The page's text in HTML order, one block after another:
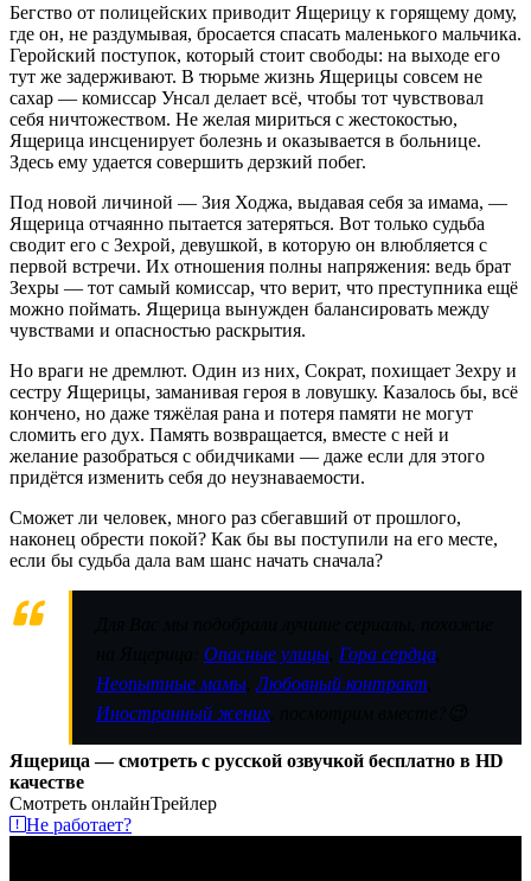
Бегство от полицейских приводит Ящерицу к горящему дому,
где он, не раздумывая, бросается спасать маленького мальчика.
Геройский поступок, который стоит свободы: на выходе его
тут же задерживают. В тюрьме жизнь Ящерицы совсем не
сахар — комиссар Унсал делает всё, чтобы тот чувствовал
себя ничтожеством. Не желая мириться с жестокостью,
Ящерица инсценирует болезнь и оказывается в больнице.
Здесь ему удается совершить дерзкий побег.
Под новой личиной — Зия Ходжа, выдавая себя за имама, —
Ящерица отчаянно пытается затеряться. Вот только судьба
сводит его с Зехрой, девушкой, в которую он влюбляется с
первой встречи. Их отношения полны напряжения: ведь брат
Зехры — тот самый комиссар, что верит, что преступника ещё
можно поймать. Ящерица вынужден балансировать между
чувствами и опасностью раскрытия.
Но враги не дремлют. Один из них, Сократ, похищает Зехру и
сестру Ящерицы, заманивая героя в ловушку. Казалось бы, всё
кончено, но даже тяжёлая рана и потеря памяти не могут
сломить его дух. Память возвращается, вместе с ней и
желание разобраться с обидчиками — даже если для этого
придётся изменить себя до неузнаваемости.
Сможет ли человек, много раз сбегавший от прошлого,
наконец обрести покой? Как бы вы поступили на его месте,
если бы судьба дала вам шанс начать сначала?
Опасные улицы Гора сердца
Неопытные мамы ,Любовный контракт
Иностранный жених
Ящерица — смотреть с русской озвучкой бесплатно в HD
качестве
Смотреть онлайнТрейлер
Не работает?